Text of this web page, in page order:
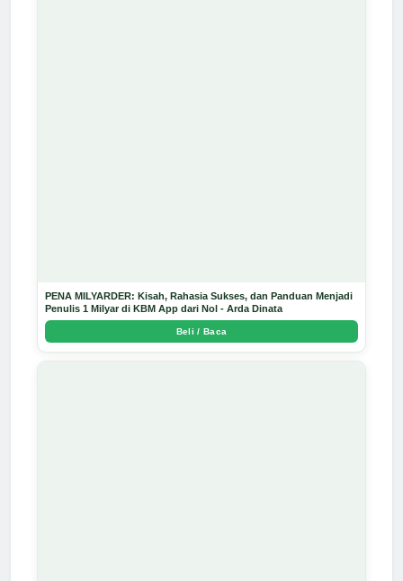
PENA MILYARDER: Kisah, Rahasia Sukses, dan Panduan Menjadi
Penulis 1 Milyar di KBM App dari Nol - Arda Dinata
Beli / Baca